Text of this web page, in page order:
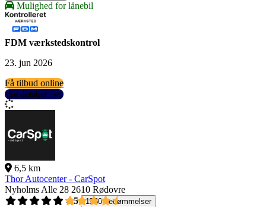
Mulighed for lånebil
FDM værkstedskontrol
23. jun 2026
Få tilbud online
Se detaljer
6,5 km
Thor Autocenter - CarSpot
Nyholms Alle 28 2610 Rødovre
4,5
1560 bedømmelser